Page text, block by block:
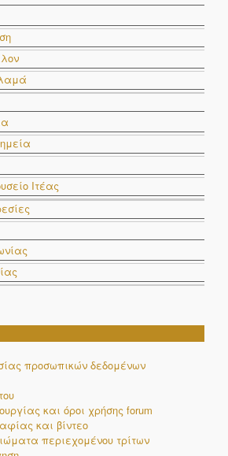
Ιτέας
προσωπικών δεδομένων
και όροι χρήσης forum
και βίντεο
περιεχομένου τρίτων